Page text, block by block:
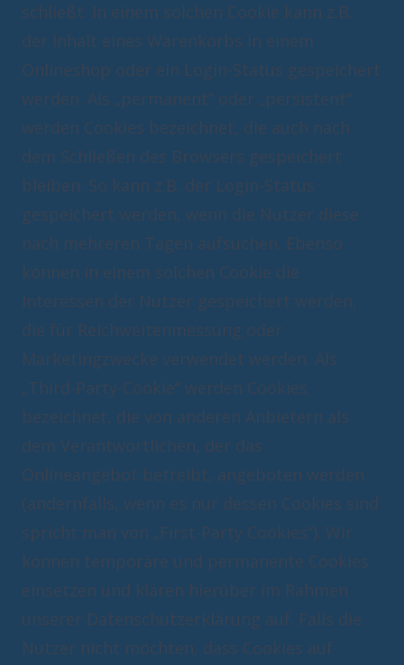
schließt. In einem solchen Cookie kann z.B.
der Inhalt eines Warenkorbs in einem
Onlineshop oder ein Login-Status gespeichert
werden. Als „permanent“ oder „persistent“
werden Cookies bezeichnet, die auch nach
dem Schließen des Browsers gespeichert
bleiben. So kann z.B. der Login-Status
gespeichert werden, wenn die Nutzer diese
nach mehreren Tagen aufsuchen. Ebenso
können in einem solchen Cookie die
Interessen der Nutzer gespeichert werden,
die für Reichweitenmessung oder
Marketingzwecke verwendet werden. Als
„Third-Party-Cookie“ werden Cookies
bezeichnet, die von anderen Anbietern als
dem Verantwortlichen, der das
Onlineangebot betreibt, angeboten werden
(andernfalls, wenn es nur dessen Cookies sind
spricht man von „First-Party Cookies“). Wir
können temporäre und permanente Cookies
einsetzen und klären hierüber im Rahmen
unserer Datenschutzerklärung auf. Falls die
Nutzer nicht möchten, dass Cookies auf